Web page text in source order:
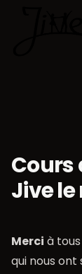
Cours
Jive
Merci à
qui nous